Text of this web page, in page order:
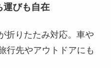
運びも自在
折りたたみ対応。車や
行先やアウトドアにも